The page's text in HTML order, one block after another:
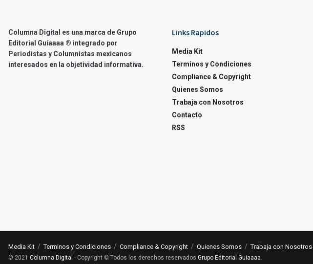
Columna Digital es una marca de Grupo
Editorial Guíaaaa ® integrado por
Periodistas y Columnistas mexicanos
interesados en la objetividad informativa.
Links Rapidos
Media Kit
Terminos y Condiciones
Compliance & Copyright
Quienes Somos
Trabaja con Nosotros
Contacto
RSS
Media Kit Terminos y Condiciones Compliance & Copyright Quienes Somos Trabaja con Nosotros
© 2021 Columna Digital - Copyright © Todos los derechos reservados Grupo Editorial Guiaaaa.